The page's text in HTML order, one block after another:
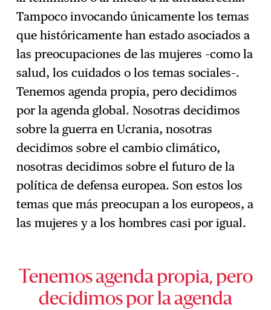
Tampoco invocando únicamente los temas
que históricamente han estado asociados a
las preocupaciones de las mujeres –como la
salud, los cuidados o los temas sociales–.
Tenemos agenda propia, pero decidimos
por la agenda global. Nosotras decidimos
sobre la guerra en Ucrania, nosotras
decidimos sobre el cambio climático,
nosotras decidimos sobre el futuro de la
política de defensa europea. Son estos los
temas que más preocupan a los europeos, a
las mujeres y a los hombres casi por igual.
Tenemos agenda propia, pero
decidimos por la agenda